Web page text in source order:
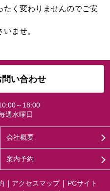
たく変わりませんのでご安
いませ。
い合わせ
～18:00
週水曜日
会社概要
案内予約
アクセスマップ
PCサイト